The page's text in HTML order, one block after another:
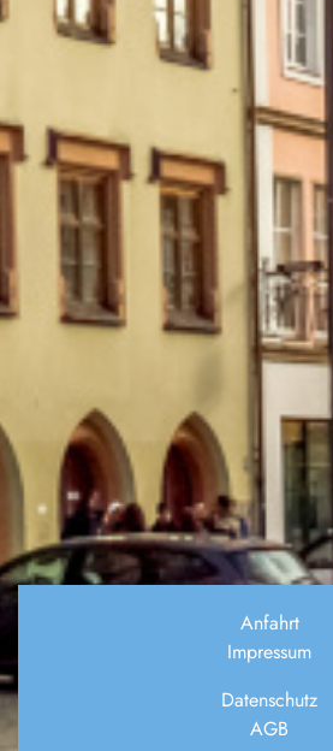
Anfahrt
Impressum
Datenschutz
AGB